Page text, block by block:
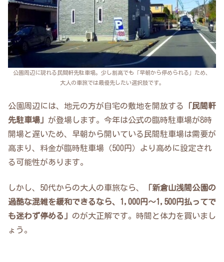
公園周辺に現れる民間軒先駐車場。少し割高でも「早朝から停められる」ため、
大人の車旅では最優先したい選択肢です。
公園周辺には、地元の方が自宅の敷地を開放する
「民間軒
先駐車場」 が登場します。今年は公式の臨時駐車場が8時
開場と遅いため、早朝から開いている民間駐車場は需要が
高まり、料金が臨時駐車場（500円）より高めに設定され
る可能性があります。
しかし、50代からの大人の車旅なら、
「新倉山浅間公園の
過酷な混雑を緩和できるなら、1,000円〜1,500円払ってで
も迷わず停める」 のが大正解です。時間と体力を買いまし
ょう。